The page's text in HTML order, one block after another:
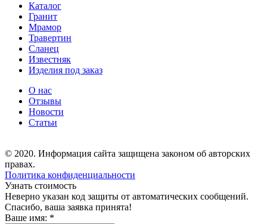
Каталог
Гранит
Мрамор
Травертин
Сланец
Известняк
Изделия под заказ
О нас
Отзывы
Новости
Статьи
© 2020. Информация сайта защищена законом об авторских
правах.
Политика конфиденциальности
Узнать стоимость
Неверно указан код защиты от автоматических сообщений.
Спасибо, ваша заявка принята!
Ваше имя: *